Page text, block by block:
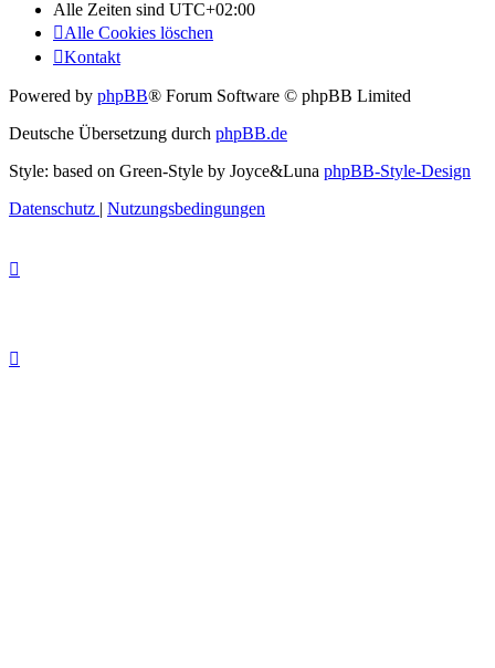
Alle Zeiten sind UTC+02:00
Alle Cookies löschen
Kontakt
Powered by phpBB® Forum Software © phpBB Limited
Deutsche Übersetzung durch phpBB.de
Style: based on Green-Style by Joyce&Luna phpBB-Style-Design
Datenschutz | Nutzungsbedingungen